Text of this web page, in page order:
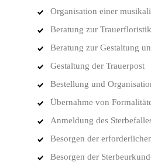
Organisation einer
Beratung zur
Beratung zur Gestaltung
Gestaltung der Trauerpost
Bestellung und
Übernahme von
Anmeldung des
Besorgen der
Besorgen der